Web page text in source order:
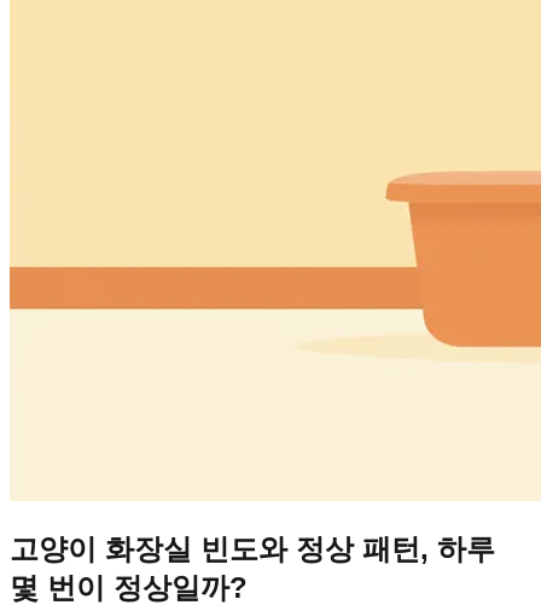
고양이 화장실 빈도와 정상 패턴, 하루
몇 번이 정상일까?